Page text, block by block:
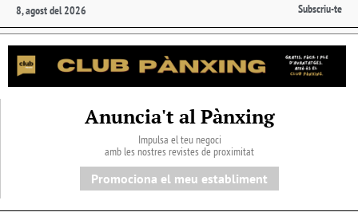
8, agost del 2026 Subscriu-te
Anuncia't al Pànxing
Impulsa el teu negoci
amb les nostres revistes de proximitat
Promociona el meu establiment